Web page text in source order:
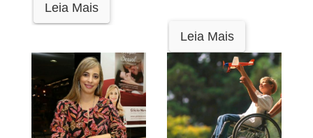
Leia Mais
Leia Mais